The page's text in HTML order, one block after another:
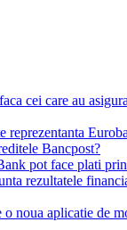
cei care au
reprezentanta
Bancpost?
pot face plati
rezultatele
o noua aplicatie de